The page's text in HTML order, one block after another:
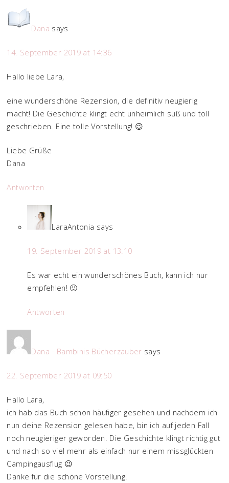
Dana says
14. September 2019 at 14:36
Hallo liebe Lara,
eine wunderschöne Rezension, die definitiv neugierig
macht! Die Geschichte klingt echt unheimlich süß und toll
geschrieben. Eine tolle Vorstellung! 😉
Liebe Grüße
Dana
Antworten
LaraAntonia says
19. September 2019 at 13:10
Es war echt ein wunderschönes Buch, kann ich nur
empfehlen! 🙂
Antworten
Dana - Bambinis Bücherzauber says
22. September 2019 at 09:50
Hallo Lara,
ich hab das Buch schon häufiger gesehen und nachdem ich
nun deine Rezension gelesen habe, bin ich auf jeden Fall
noch neugieriger geworden. Die Geschichte klingt richtig gut
und nach so viel mehr als einfach nur einem missglückten
Campingausflug 😉
Danke für die schöne Vorstellung!